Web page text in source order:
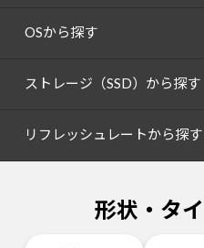
OSから探す
ストレージ（SSD）から探す
リフレッシュレートから探す
形状・タ